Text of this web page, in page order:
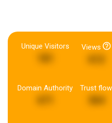
Unique Visitors Views
Domain Authority Trust flow
364